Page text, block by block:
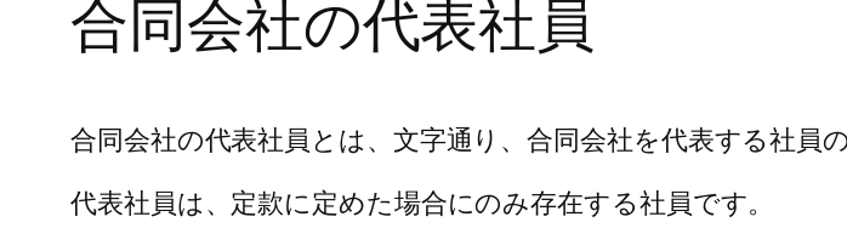
合同会社の代表社員
合同会社の代表社員とは、文字通り、合同会社を代表する社員
代表社員は、定款に定めた場合にのみ存在する社員です。